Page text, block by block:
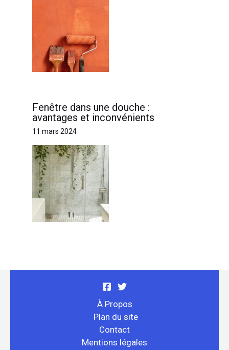
Fenêtre dans une douche :
avantages et inconvénients
11 mars 2024
À Propos
Plan du site
Contact
Mentions légales